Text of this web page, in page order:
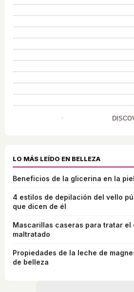
LO MÁS LEÍDO EN BELLEZA
Beneficios de la glicerina en la piel
4 estilos de depilación del vello
que dicen de él
Mascarillas caseras para tratar el
maltratado
Propiedades de la leche de
de belleza